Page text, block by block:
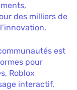
des milliers de
est
pour
Roblox
interactif,